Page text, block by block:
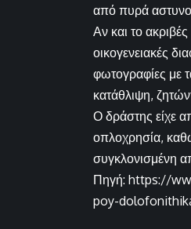
από πυρά
Αν και το
οικογενειακές
φωτογραφίες με
κατάθλιψη,
Ο δράστης είχε
οπλοχρησία,
συγκλονισμένη
Πηγή: https://
poy-